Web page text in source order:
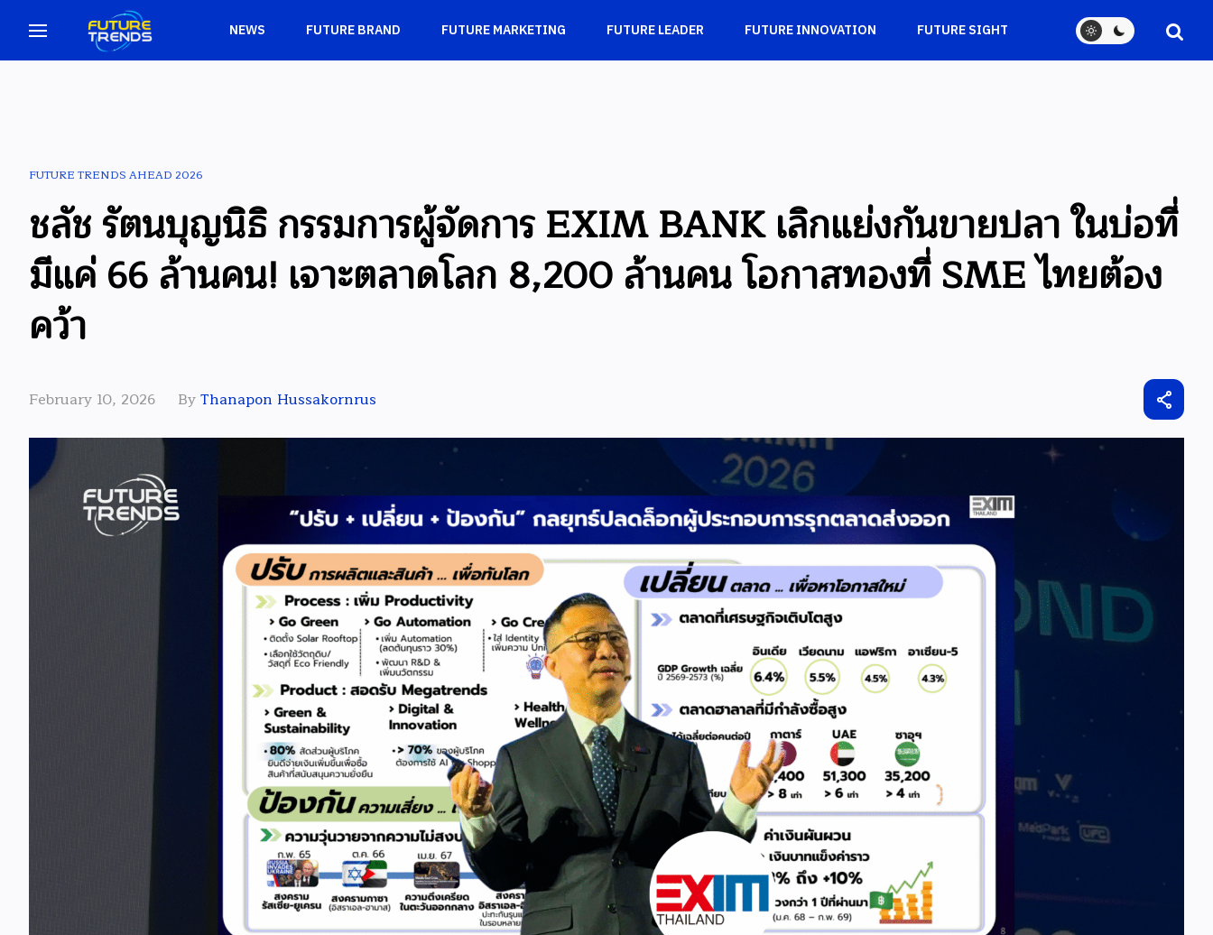
NEWS FUTURE BRAND FUTURE MARKETING FUTURE LEADER FUTURE INNOVATION FUTURE SIGHT
FUTURE TRENDS AHEAD 2026
ชลัช รัตนบุญนิธิ กรรมการผู้จัดการ EXIM BANK เลิกแย่งกันขายปลา ในบ่อที่
มีแค่ 66 ล้านคน! เจาะตลาดโลก 8,200 ล้านคน โอกาสทองที่ SME ไทยต้อง
คว้า
February 10, 2026 ByThanapon Hussakornrus